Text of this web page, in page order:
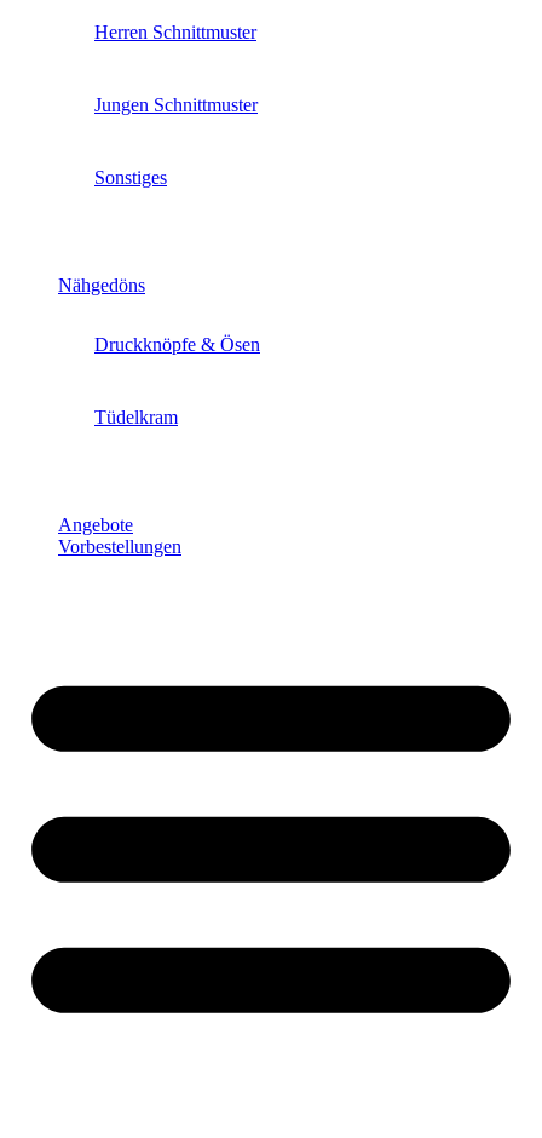
Herren Schnittmuster
Jungen Schnittmuster
Sonstiges
Nähgedöns
Druckknöpfe & Ösen
Tüdelkram
Angebote
Vorbestellungen